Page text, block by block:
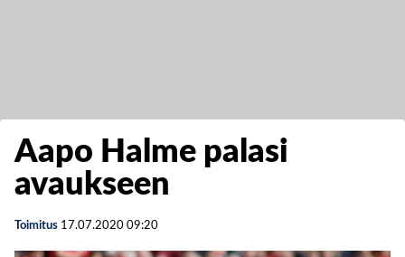
Aapo Halme palasi
avaukseen
Toimitus 17.07.2020 09:20